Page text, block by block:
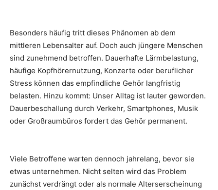
Besonders häufig tritt dieses Phänomen ab dem
mittleren Lebensalter auf. Doch auch jüngere Menschen
sind zunehmend betroffen. Dauerhafte Lärmbelastung,
häufige Kopfhörernutzung, Konzerte oder beruflicher
Stress können das empfindliche Gehör langfristig
belasten. Hinzu kommt: Unser Alltag ist lauter geworden.
Dauerbeschallung durch Verkehr, Smartphones, Musik
oder Großraumbüros fordert das Gehör permanent.
Viele Betroffene warten dennoch jahrelang, bevor sie
etwas unternehmen. Nicht selten wird das Problem
zunächst verdrängt oder als normale Alterserscheinung